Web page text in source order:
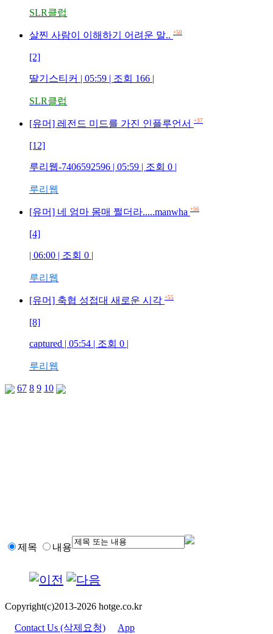
SLR클럽
살찐 사람이 이해하기 어려운 말.. +50
[2]
딸기스티커 | 05:59 | 조회 166 |
SLR클럽
[유머] 레전드 미드를 가진 인플루언서 +37
[12]
루리웹-7406592596 | 05:59 | 조회 0 |
루리웹
[유머] 네 엄마 몸매 쩔더라.....manwha +56
[4]
| 06:00 | 조회 0 |
루리웹
[유머] 축협 성접대 새로운 시각 +55
[8]
captured | 05:54 | 조회 0 |
루리웹
67 8 9 10
제목 내용
Copyright(c)2013-2026 hotge.co.kr
Contact Us (삭제요청) App